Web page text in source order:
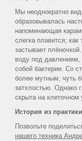
Статьи
о
Статьи
кофе
о
Справочная
Мы неоднократно
образовывалась
напоминающая
слегка плавится;
застывает
воду под давлением,
собой бактерии. Со
более мутным, чуть
затхлостью. Однако
скрыта на клеточном
История из
Позвольте
нашего техника